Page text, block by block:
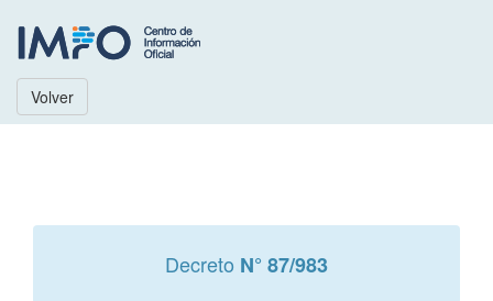
Volver
Decreto N° 87/983